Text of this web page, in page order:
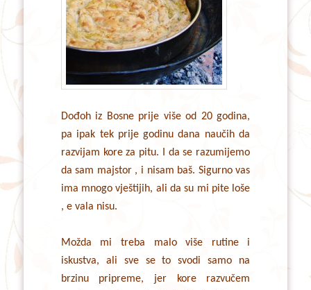
Dođoh iz Bosne prije više od 20 godina,
pa ipak tek prije godinu dana naučih da
razvijam kore za pitu. I da se razumijemo
da sam majstor , i nisam baš. Sigurno vas
ima mnogo vještijih, ali da su mi pite loše
, e vala nisu.
Možda mi treba malo više rutine i
iskustva, ali sve se to svodi samo na
brzinu pripreme, jer kore razvučem